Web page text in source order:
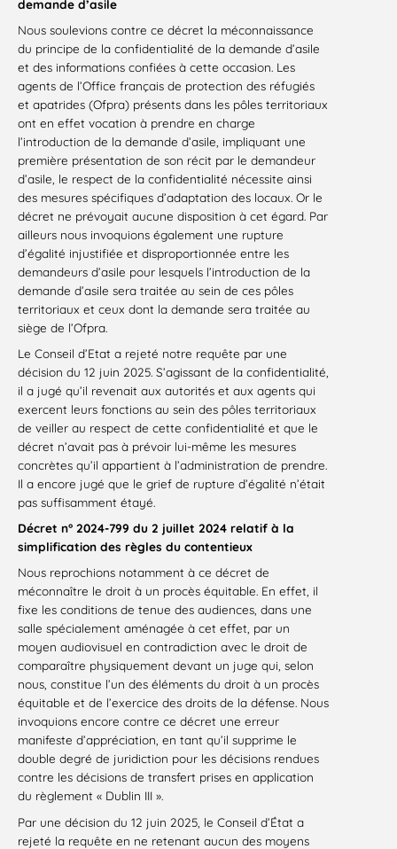
demande d’asile
Nous soulevions contre ce décret la méconnaissance
du principe de la confidentialité de la demande d’asile
et des informations confiées à cette occasion. Les
agents de l’Office français de protection des réfugiés
et apatrides (Ofpra) présents dans les pôles territoriaux
ont en effet vocation à prendre en charge
l’introduction de la demande d’asile, impliquant une
première présentation de son récit par le demandeur
d’asile, le respect de la confidentialité nécessite ainsi
des mesures spécifiques d’adaptation des locaux. Or le
décret ne prévoyait aucune disposition à cet égard. Par
ailleurs nous invoquions également une rupture
d’égalité injustifiée et disproportionnée entre les
demandeurs d’asile pour lesquels l’introduction de la
demande d’asile sera traitée au sein de ces pôles
territoriaux et ceux dont la demande sera traitée au
siège de l’Ofpra.
Le Conseil d’Etat a rejeté notre requête par une
décision du 12 juin 2025. S’agissant de la confidentialité,
il a jugé qu’il revenait aux autorités et aux agents qui
exercent leurs fonctions au sein des pôles territoriaux
de veiller au respect de cette confidentialité et que le
décret n’avait pas à prévoir lui-même les mesures
concrètes qu’il appartient à l’administration de prendre.
Il a encore jugé que le grief de rupture d’égalité n’était
pas suffisamment étayé.
Décret n° 2024-799 du 2 juillet 2024 relatif à la
simplification des règles du contentieux
Nous reprochions notamment à ce décret de
méconnaître le droit à un procès équitable. En effet, il
fixe les conditions de tenue des audiences, dans une
salle spécialement aménagée à cet effet, par un
moyen audiovisuel en contradiction avec le droit de
comparaître physiquement devant un juge qui, selon
nous, constitue l’un des éléments du droit à un procès
équitable et de l’exercice des droits de la défense. Nous
invoquions encore contre ce décret une erreur
manifeste d’appréciation, en tant qu’il supprime le
double degré de juridiction pour les décisions rendues
contre les décisions de transfert prises en application
du règlement « Dublin III ».
Par une décision du 12 juin 2025, le Conseil d’État a
rejeté la requête en ne retenant aucun des moyens